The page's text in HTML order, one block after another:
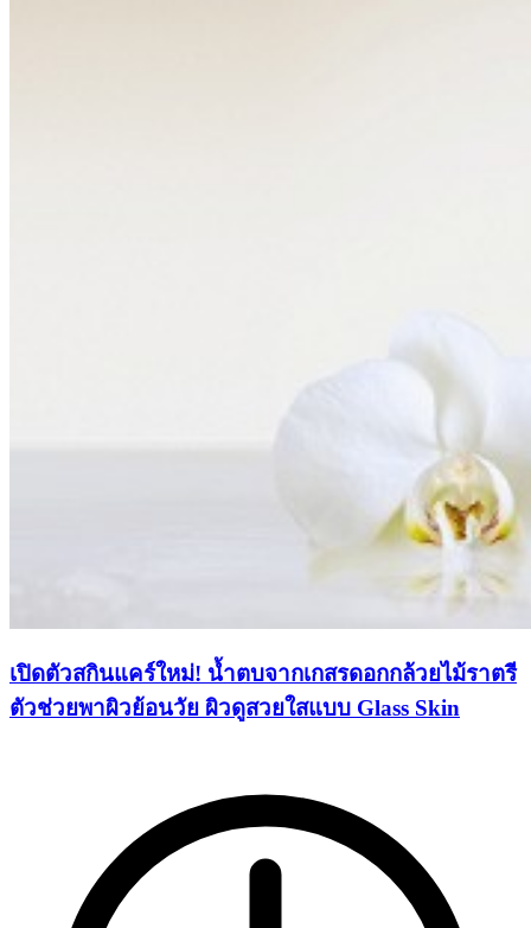
เปิดตัวสกินแคร์ใหม่! น้ำตบจากเกสรดอกกล้วยไม้ราตรี
ตัวช่วยพาผิวย้อนวัย ผิวดูสวยใสแบบ Glass Skin